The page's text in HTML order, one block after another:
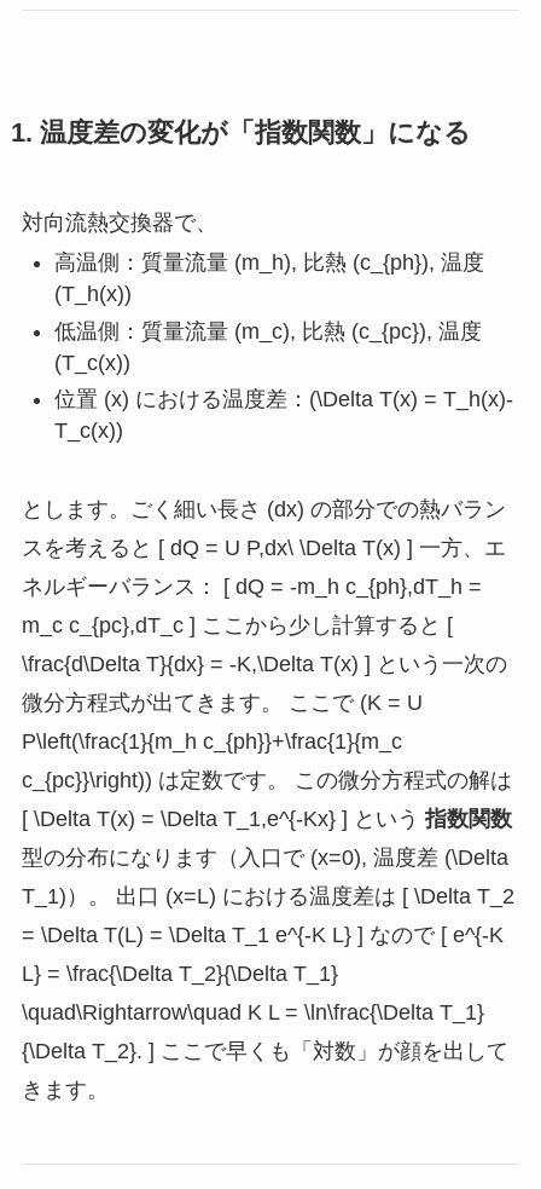
1. 温度差の変化が「指数関数」になる
対向流熱交換器で、
高温側：質量流量 (m_h), 比熱 (c_{ph}), 温度
(T_h(x))
低温側：質量流量 (m_c), 比熱 (c_{pc}), 温度
(T_c(x))
位置 (x) における温度差：(\Delta T(x) = T_h(x)-
T_c(x))
とします。ごく細い長さ (dx) の部分での熱バラン
スを考えると [ dQ = U P,dx\ \Delta T(x) ] 一方、エ
ネルギーバランス： [ dQ = -m_h c_{ph},dT_h =
m_c c_{pc},dT_c ] ここから少し計算すると [
\frac{d\Delta T}{dx} = -K,\Delta T(x) ] という一次の
微分方程式が出てきます。 ここで (K = U
P\left(\frac{1}{m_h c_{ph}}+\frac{1}{m_c
c_{pc}}\right)) は定数です。 この微分方程式の解は
[ \Delta T(x) = \Delta T_1,e^{-Kx} ] という 指数関数
型の分布になります（入口で (x=0), 温度差 (\Delta
T_1)）。 出口 (x=L) における温度差は [ \Delta T_2
= \Delta T(L) = \Delta T_1 e^{-K L} ] なので [ e^{-K
L} = \frac{\Delta T_2}{\Delta T_1}
\quad\Rightarrow\quad K L = \ln\frac{\Delta T_1}
{\Delta T_2}. ] ここで早くも「対数」が顔を出して
きます。